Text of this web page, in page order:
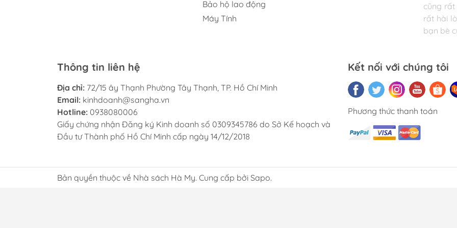
Bảo hộ lao động
Máy Tính
cũng
rất hài
bạn bè
lai.
Thông tin liên hệ
Địa chỉ: 72/15 ây Thạnh Phường Tây Thạnh, TP. Hồ Chí Minh
Email: kinhdoanh@sangha.vn
Hotline: 0938080006
Giấy chứng nhận Đăng ký Kinh doanh số 0309345786 do Sở Kế hoạch và
Đầu tư Thành phố Hồ Chí Minh cấp ngày 14/12/2018
Kết nối với chúng tôi
Phương thức thanh toán
Bản quyền thuộc về Nhà sách Hà My. Cung cấp bởi Sapo.